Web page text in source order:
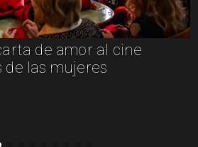
las cosas invisibles": una
la vida misma